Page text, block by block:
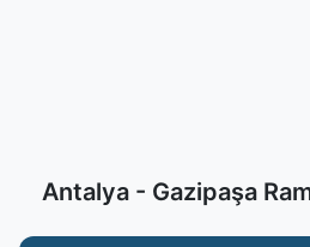
Antalya - Gazipaşa